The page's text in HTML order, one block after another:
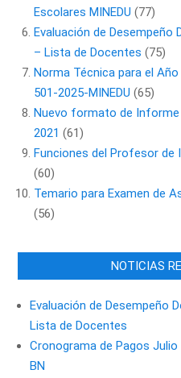
Escolares MINEDU (77)
Evaluación de Desempeño
– Lista de Docentes (75)
Norma Técnica para el
501-2025-MINEDU (65)
Nuevo formato de Informe
2021 (61)
Funciones del Profesor de
(60)
Temario para Examen de
(56)
NOTICIAS
Evaluación de Desempeño
Lista de Docentes
Cronograma de Pagos
BN